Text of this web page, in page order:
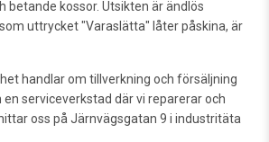
betande kossor. Utsikten är ändlös
uttrycket "Varaslätta" låter påskina, är
handlar om tillverkning och försäljning
en serviceverkstad där vi reparerar och
oss på Järnvägsgatan 9 i industritäta